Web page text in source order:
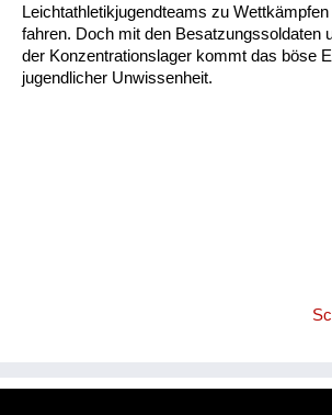
Leichtathletikjugendteams zu
fahren. Doch mit den Besatzungssoldaten
der Konzentrationslager kommt das böse
jugendlicher Unwissenheit.